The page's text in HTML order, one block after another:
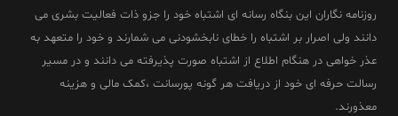
روزنامه نگاران این بنگاه رسانه ای اشتباه خود را جزو ذات فعالیت بشری می
دانند ولی اصرار بر اشتباه را خطای نابخشودنی می شمارند و خود را متعهد به
عذر خواهی در هنگام اطلاع از اشتباه صورت پذیرفته می دانند و در مسیر
رسالت حرفه ای خود از دریافت هر گونه پورسانت ،کمک مالی و هزینه
معذورند.